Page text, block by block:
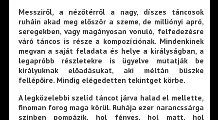
Messziről, a nézőtérről a nagy, díszes táncosok
ruháin akad meg először a szeme, de milliónyi apró,
seregekben, vagy magányosan vonuló, felfedezésre
váró táncos is része a kompozíciónak. Mindenkinek
megvan a saját feladata és helye a királyságban, a
legapróbb részletekre is ügyelve mutatják be
királyuknak előadásukat, aki méltán büszke
fellépőire. Mindig elégedetten tekintget körbe.
A legközelebbi szelíd táncot járva halad el mellette,
finoman forog maga körül. Ruhája ezer narancssárga
színben pompázik, hol fényes, hol matt, hol